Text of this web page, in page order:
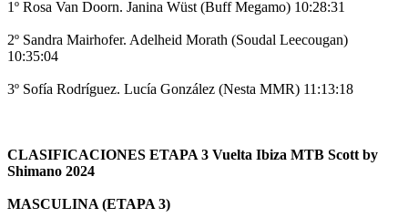
1º Rosa Van Doorn. Janina Wüst (Buff Megamo) 10:28:31
2º Sandra Mairhofer. Adelheid Morath (Soudal Leecougan)
10:35:04
3º Sofía Rodríguez. Lucía González (Nesta MMR) 11:13:18
CLASIFICACIONES ETAPA 3 Vuelta Ibiza MTB Scott by
Shimano 2024
MASCULINA (ETAPA 3)